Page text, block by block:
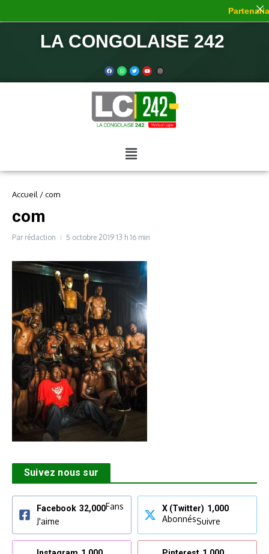
LA CONGOLAISE 242
Accueil /com
com
Par rédaction 5 octobre 2019 13 h 16 min
Suivez nous sur
Facebook 32,000Fans
J'aime
X (Twitter) 1,000
AbonnésSuivre